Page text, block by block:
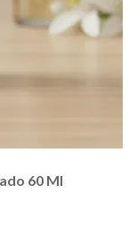
60 Ml